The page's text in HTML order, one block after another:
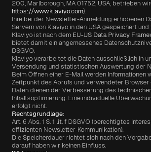
https://www.klaviyo.com).
Ihre bei der Newsletter-Anmeldung erhobenen
Servern von Klaviyo in den USA gespeichert
Klaviyo ist nach dem EU-US Data Privacy
bietet damit ein angemessenes
DSGVO.
Klaviyo verarbeitet die Daten ausschließlich in
Versendung und statistischen Auswertung der
Beim Öffnen einer E-Mail werden Informationen
Zeitpunkt des Abrufs und verwendeter Browser
Daten dienen der Verbesserung des
Inhaltsoptimierung. Eine individuelle
erfolgt nicht.
Rechtsgrundlage:
Art. 6 Abs. 1 S. 1 lit. f DSGVO (berechtigtes
effizienten Newsletter-Kommunikation).
Die Speicherdauer richtet sich nach den
darauf haben wir keinen Einfluss.